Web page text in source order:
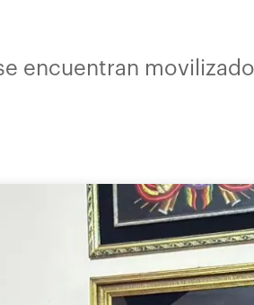
encuentran